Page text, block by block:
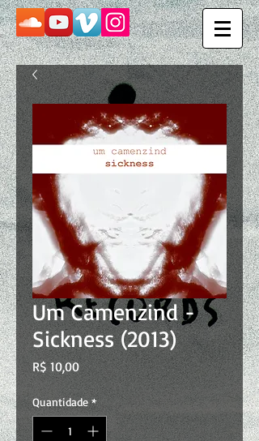
Um Camenzind -
Sickness (2013)
R$ 10,00Preço
Quantidade *